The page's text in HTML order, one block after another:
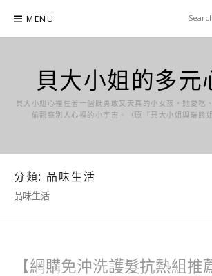
content
MENU
貝大小姐的多元
貝大小姐心裡住著一個既勇敢又天真的小女孩，她愛吃
偷觀察別人心裡的小宇宙。（原『貝大小姐與瑞餚
分類: 品味生活
品味生活
【網購免沖洗護髮抗熱組推